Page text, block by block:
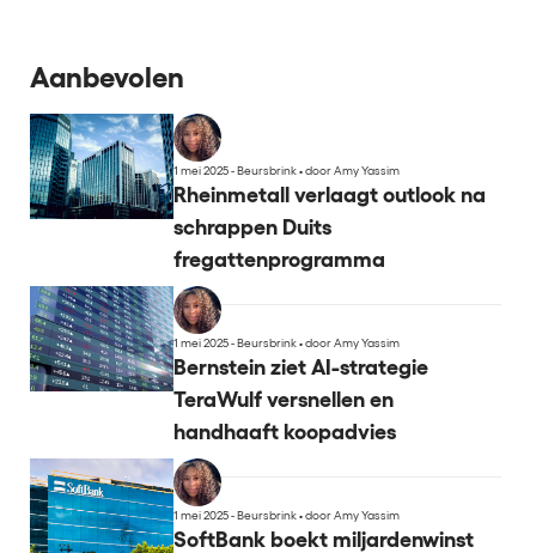
Aanbevolen
1 mei 2025 - Beursbrink•door Amy Yassim
Rheinmetall verlaagt outlook na
schrappen Duits
fregattenprogramma
1 mei 2025 - Beursbrink•door Amy Yassim
Bernstein ziet AI-strategie
TeraWulf versnellen en
handhaaft koopadvies
1 mei 2025 - Beursbrink•door Amy Yassim
SoftBank boekt miljardenwinst